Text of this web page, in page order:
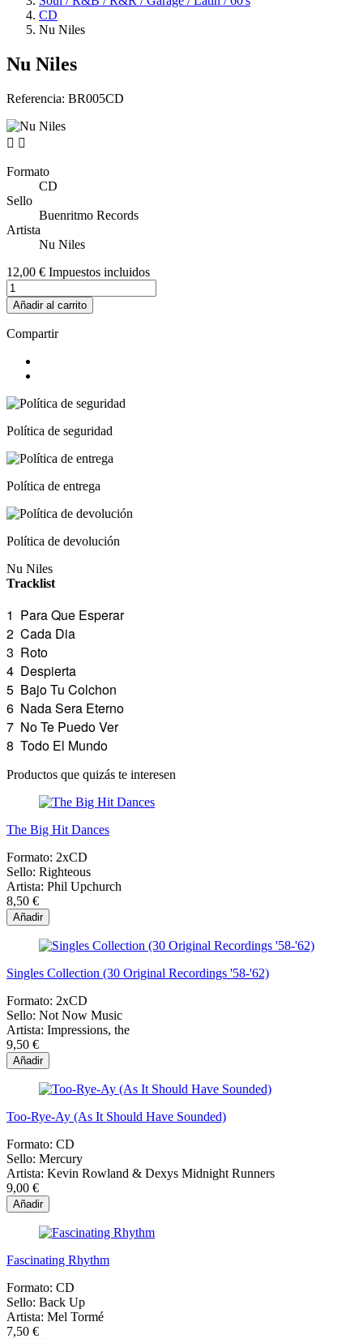
CD
Nu Niles
Nu Niles
Referencia: BR005CD
 
Formato
CD
Sello
Buenritmo Records
Artista
Nu Niles
12,00 € Impuestos incluidos
Añadir al carrito
Compartir
Política de seguridad
Política de entrega
Política de devolución
Nu Niles
Tracklist
1 Para Que Esperar
2 Cada Dia
3 Roto
4 Despierta
5 Bajo Tu Colchon
6 Nada Sera Eterno
7 No Te Puedo Ver
8 Todo El Mundo
Productos que quizás te interesen
The Big Hit Dances
Formato: 2xCD
Sello: Righteous
Artista: Phil Upchurch
8,50 €
Añadir
Singles Collection (30 Original Recordings '58-'62)
Formato: 2xCD
Sello: Not Now Music
Artista: Impressions, the
9,50 €
Añadir
Too-Rye-Ay (As It Should Have Sounded)
Formato: CD
Sello: Mercury
Artista: Kevin Rowland & Dexys Midnight Runners
9,00 €
Añadir
Fascinating Rhythm
Formato: CD
Sello: Back Up
Artista: Mel Tormé
7,50 €